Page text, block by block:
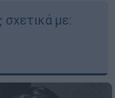
σχετικά με: